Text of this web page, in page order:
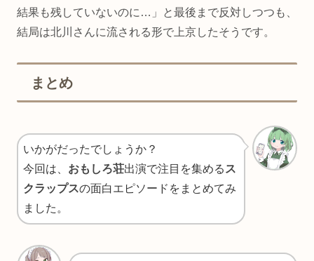
結果も残していないのに…」と最後まで反対しつつも、
結局は北川さんに流される形で上京したそうです。
まとめ
いかがだったでしょうか？
今回は、 おもしろ荘出演で注目を集める ス
クラップスの面白エピソードをまとめてみ
ました。